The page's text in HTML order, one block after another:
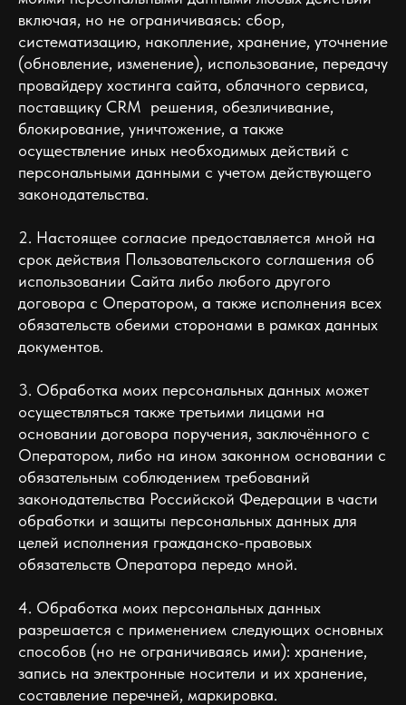
включая, но не ограничиваясь: сбор,
систематизацию, накопление, хранение, уточнение
(обновление, изменение), использование, передачу
провайдеру хостинга сайта, облачного сервиса,
поставщику CRM решения, обезличивание,
блокирование, уничтожение, а также
осуществление иных необходимых действий с
персональными данными с учетом действующего
законодательства.
2. Настоящее согласие предоставляется мной на
срок действия Пользовательского соглашения об
использовании Сайта либо любого другого
договора с Оператором, а также исполнения всех
обязательств обеими сторонами в рамках данных
документов.
3. Обработка моих персональных данных может
осуществляться также третьими лицами на
основании договора поручения, заключённого с
Оператором, либо на ином законном основании с
обязательным соблюдением требований
законодательства Российской Федерации в части
обработки и защиты персональных данных для
целей исполнения гражданско-правовых
обязательств Оператора передо мной.
4. Обработка моих персональных данных
разрешается с применением следующих основных
способов (но не ограничиваясь ими): хранение,
запись на электронные носители и их хранение,
составление перечней, маркировка.